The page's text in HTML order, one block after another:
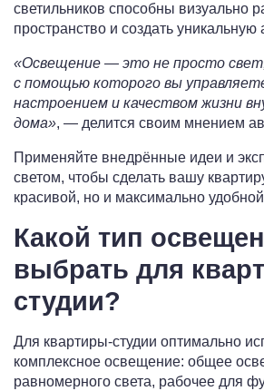
светильников способны визуально
пространство и создать уникальную
«Освещение — это не просто
с помощью которого вы
настроением и качеством жизни
дома», — делится своим мнением
Применяйте внедрённые идеи и
светом, чтобы сделать вашу
красивой, но и максимально
Какой тип
выбрать для
студии?
Для квартиры-студии оптимально
комплексное освещение: общее
равномерного света, рабочее для